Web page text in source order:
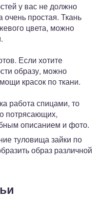
у вас не должно
очень простая. Ткань
цвета, можно
Если хотите
образу, можно
красок по ткани.
работа спицами, то
потрясающих,
описанием и фото.
туловища зайки по
образ различной